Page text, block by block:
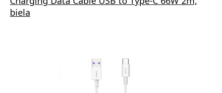
biela